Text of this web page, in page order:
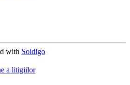
with Soldigo